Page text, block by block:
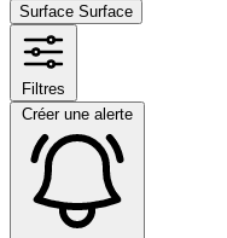
Surface Surface
Filtres
Créer une alerte